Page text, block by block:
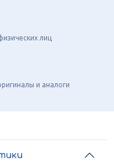
лиц
и аналоги